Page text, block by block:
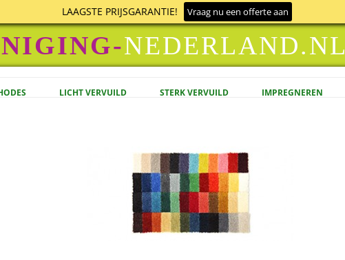
LAAGSTE PRIJSGARANTIE! Vraag nu een offerte aan
NEDERLAND.NL
LICHT VERVUILD STERK VERVUILD IMPREGNEREN